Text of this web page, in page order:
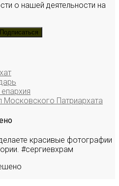
о нашей деятельности на
Московского Патриархата
красивые фотографии
#сергиевхрам